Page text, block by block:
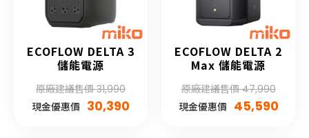
ECOFLOW DELTA 3
儲能電源
原廠建議售價 31,990
現金優惠價 30,390
ECOFLOW DELTA 2
Max 儲能電源
原廠建議售價 47,990
現金優惠價 45,590